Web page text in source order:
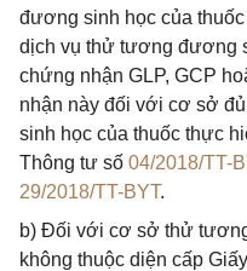
đương sinh học của
dịch vụ thử tương đương
chứng nhận GLP, GCP
nhận này đối với cơ sở
sinh học của thuốc thực
Thông tư số 04/2018/TT-
29/2018/TT-BYT.
b) Đối với cơ sở thử
không thuộc diện cấp